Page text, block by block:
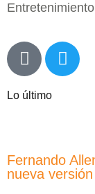
Lo último
Fernando
nueva